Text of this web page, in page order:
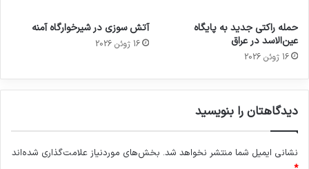
حمله راکتی جدید به پایگاه
عین‌الاسد در عراق
16 ژوئن 2026
آتش سوزی در شیرخوارگاه آمنه
16 ژوئن 2026
دیدگاهتان را بنویسید
نشانی ایمیل شما منتشر نخواهد شد. بخش‌های موردنیاز علامت‌گذاری شده‌اند